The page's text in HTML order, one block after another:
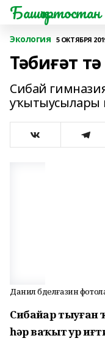
Башҡортостан
Экология 5 ОКТЯБРЯ
Тәбиғәт
Сибай
уҡытыусылары
Данил Әбделғазин
Сибайҙар
һәр ваҡыт ҙур